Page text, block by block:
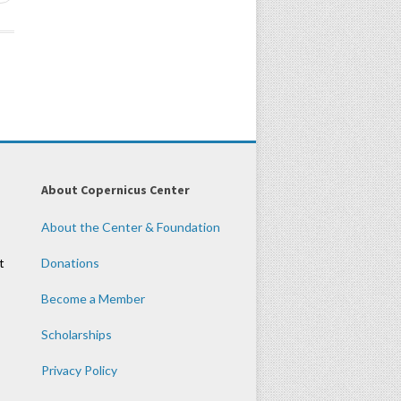
About Copernicus Center
About the Center & Foundation
Donations
Become a Member
Scholarships
Privacy Policy